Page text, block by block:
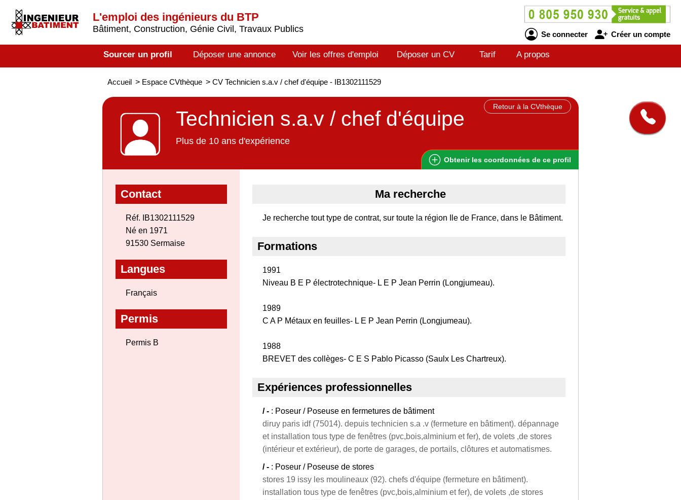
L'emploi des ingénieurs du BTP
Bâtiment, Construction, Génie Civil, Travaux Publics
Se connecter Créer un compte
Sourcer un profil Déposer une annonce Voir les offres d'emploi Déposer un CV Tarif A propos
Accueil > Espace CVthèque > CV Technicien s.a.v / chef d'équipe - IB1302111529
Retour à la CVthèque
Technicien s.a.v / chef d'équipe
Plus de 10 ans d'expérience
Obtenir les coordonnées de ce profil
Contact
Réf. IB1302111529
Né en 1971
91530 Sermaise
Langues
Français
Permis
Permis B
Ma recherche
Je recherche tout type de contrat, sur toute la région Ile de France, dans le Bâtiment.
Formations
1991
Niveau B E P électrotechnique- L E P Jean Perrin (Longjumeau).
1989
C A P Métaux en feuilles- L E P Jean Perrin (Longjumeau).
1988
BREVET des collèges- C E S Pablo Picasso (Saulx Les Chartreux).
Expériences professionnelles
/ - : Poseur / Poseuse en fermetures de bâtiment
diruy paris idf (75014). depuis technicien s.a .v (fermeture en bâtiment). dépannage
et installation tous type de fenêtres (pvc,bois,alminium et fer), de volets ,de stores
(intérieur et extérieur), de porte de garages, de portails, clôtures et automatismes.
/ - : Poseur / Poseuse de stores
stores 19 issy les moulineaux (92). chefs d'équipe (fermeture en bâtiment).
installation tous type de fenêtres (pvc,bois,alminium et fer), de volets ,de stores